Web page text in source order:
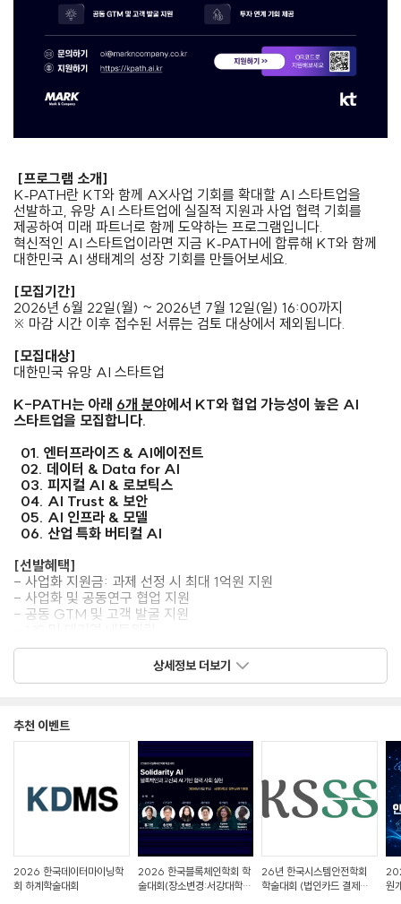
[프로그램 소개]
K‑PATH란 KT와 함께 AX사업 기회를 확대할 AI 스타트업을
선발하고, 유망 AI 스타트업에 실질적 지원과 사업 협력 기회를
제공하여 미래 파트너로 함께 도약하는 프로그램입니다.
혁신적인 AI 스타트업이라면 지금 K‑PATH에 합류해 KT와 함께
대한민국 AI 생태계의 성장 기회를 만들어보세요.
[모집기간]
2026년 6월 22일(월) ~ 2026년 7월 12일(일) 16:00까지
※ 마감 시간 이후 접수된 서류는 검토 대상에서 제외됩니다.
[모집대상]
대한민국 유망 AI 스타트업
K-PATH는 아래 6개 분야에서 KT와 협업 가능성이 높은 AI
스타트업을 모집합니다.
01. 엔터프라이즈 & AI에이전트
02. 데이터 & Data for AI
03. 피지컬 AI & 로보틱스
04. AI Trust & 보안
05. AI 인프라 & 모델
06. 산업 특화 버티컬 AI
[선발혜택]
- 사업화 지원금: 과제 선정 시 최대 1억원 지원
- 사업화 및 공동연구 협업 지원
- 공동 GTM 및 고객 발굴 지원
- 국내외 컨퍼런스 참가 지원
kpath.ai.kr
접수 방법: 공식 홈페이지 내 온라인 지원서 작성 (QR코드를 통한
[문의처]
oi@markncompany.co.kr
※ 일정 및 내용은 주최/주관사의 사정에 따라 변경될 수 있습니다.
상세정보 더보기
추천 이벤트
2026 한국데이터마이닝학
회 하계학술대회
2026 한국블록체인학회 학
술대회(장소변경:서강대학교
26년 한국시스템안전학회
학술대회 (법인카드 결제시
원